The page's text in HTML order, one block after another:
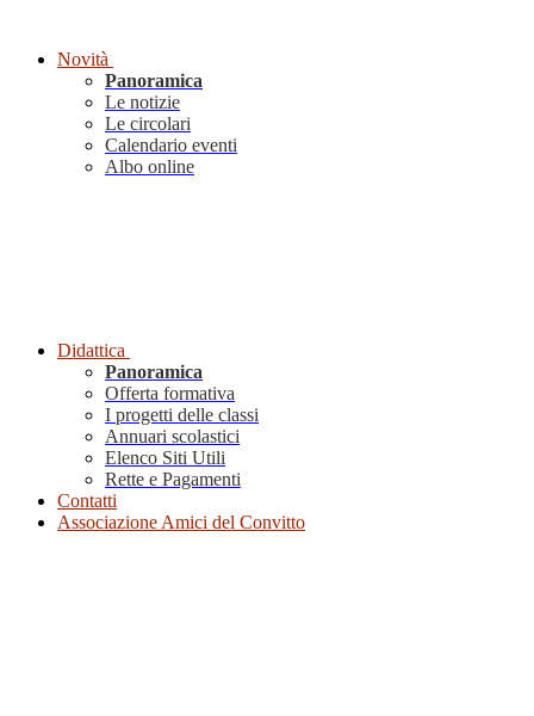
Novità
Panoramica
Le notizie
Le circolari
Calendario eventi
Albo online
Didattica
Panoramica
Offerta formativa
I progetti delle classi
Annuari scolastici
Elenco Siti Utili
Rette e Pagamenti
Contatti
Associazione Amici del Convitto